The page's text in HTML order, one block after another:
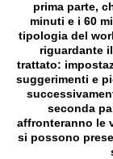
prima parte,
minuti e i 60
tipologia del
riguardante
trattato:
suggerimenti e
seconda
affronteranno le
si possono